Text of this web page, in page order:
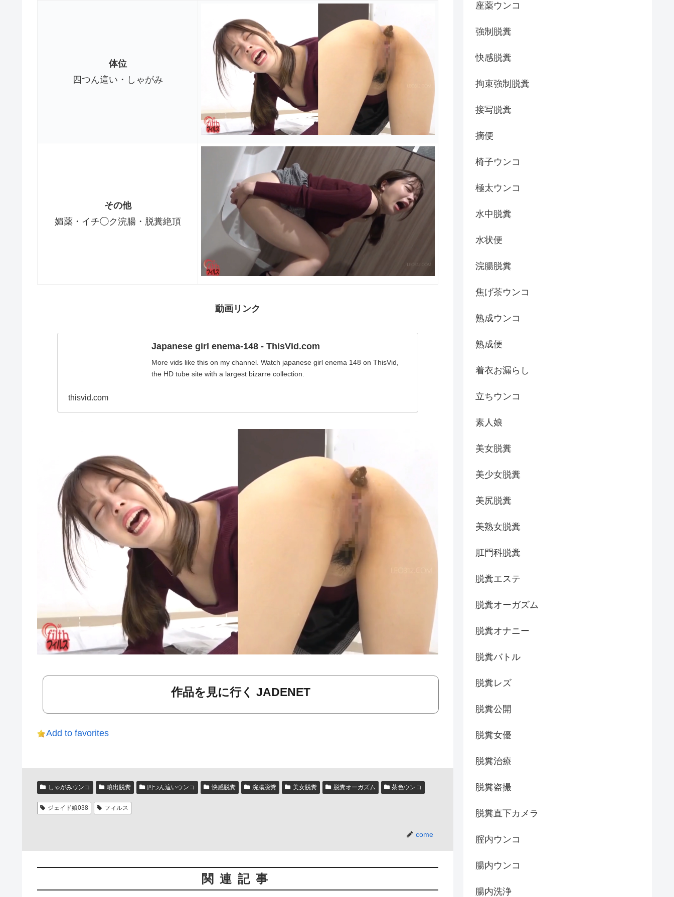
体位
四つん這い・しゃがみ
その他
媚薬・イチ◯ク浣腸・脱糞絶頂
動画リンク
Japanese girl enema-148 - ThisVid.com
More vids like this on my channel. Watch japanese girl enema 148 on ThisVid,
the HD tube site with a largest bizarre collection.
thisvid.com
作品を見に行く JADENET
Add to favorites
しゃがみウンコ 噴出脱糞 四つん這いウンコ 快感脱糞 浣腸脱糞 美女脱糞 脱糞オーガズム 茶色ウンコ
ジェイド娘038 フィルス
come
関連記事
座薬ウンコ
強制脱糞
快感脱糞
拘束強制脱糞
接写脱糞
摘便
椅子ウンコ
極太ウンコ
水中脱糞
水状便
浣腸脱糞
焦げ茶ウンコ
熟成ウンコ
熟成便
着衣お漏らし
立ちウンコ
素人娘
美女脱糞
美少女脱糞
美尻脱糞
美熟女脱糞
肛門科脱糞
脱糞エステ
脱糞オーガズム
脱糞オナニー
脱糞バトル
脱糞レズ
脱糞公開
脱糞女優
脱糞治療
脱糞盗撮
脱糞直下カメラ
腟内ウンコ
腸内ウンコ
腸内洗浄